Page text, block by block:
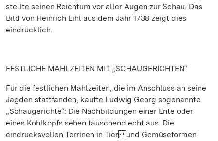
stellte seinen Reichtum vor aller Augen zur Schau. Das
Bild von Heinrich Lihl aus dem Jahr 1738 zeigt dies
eindrücklich.
FESTLICHE MAHLZEITEN MIT „SCHAUGERICHTEN“
Für die festlichen Mahlzeiten, die im Anschluss an seine
Jagden stattfanden, kaufte Ludwig Georg sogenannte
„Schaugerichte“: Die Nachbildungen einer Ente oder
eines Kohlkopfs sehen täuschend echt aus. Die
eindrucksvollen Terrinen in Tierund Gemüseformen